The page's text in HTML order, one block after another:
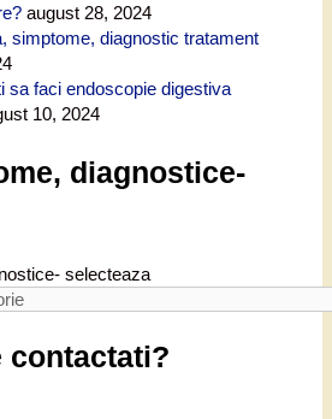
august 28, 2024
simptome, diagnostic tratament
sa faci endoscopie digestiva
10, 2024
diagnostice-
selecteaza
contactati?